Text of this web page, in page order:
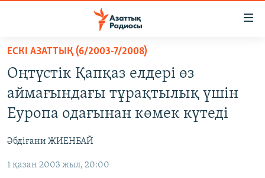
Skip
main
content
Skip
to
main
Skip
САЯСАТ
AZATTYQTV
АДАМ ҚҰҚЫҚТАРЫ
ӘЛЕУМЕТ
ЕСКІ АЗАТТЫҚ (6/2003-7/2008)
Оңтүстік Қапқаз елдері өз
аймағындағы тұрақтылық үшін
Еуропа одағынан көмек күтеді
Әбдіғани ЖИЕНБАЙ
1 қазан 2003 жыл, 20:00